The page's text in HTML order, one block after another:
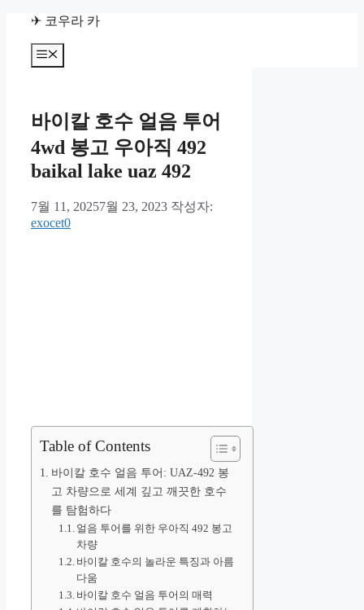
✈ 코우라 카
메
뉴
바이칼 호수 얼음 투어
4wd 봉고 우아직 492
baikal lake uaz 492
7월 11, 20257월 23, 2023 작성자:
exocet0
Table of Contents
바이칼 호수 얼음 투어: UAZ-492 봉
고 차량으로 세계 깊고 깨끗한 호수
를 탐험하다
얼음 투어를 위한 우아직 492 봉고
차량
바이칼 호수의 놀라운 특징과 아름
다움
바이칼 호수 얼음 투어의 매력